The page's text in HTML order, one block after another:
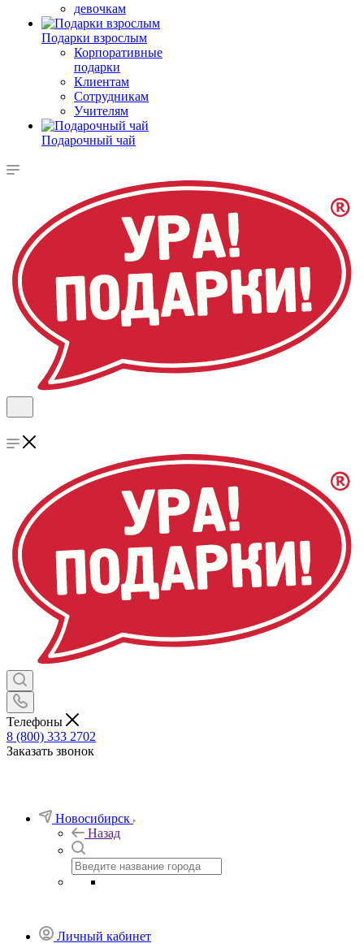
девочкам
Подарки взрослым
Корпоративные
подарки
Клиентам
Сотрудникам
Учителям
Подарочный чай
Телефоны
8 (800) 333 2702
Заказать звонок
Новосибирск
Назад
Личный кабинет